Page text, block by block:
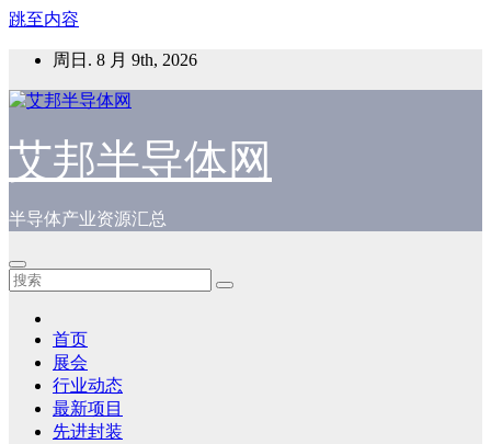
跳至内容
周日. 8 月 9th, 2026
艾邦半导体网
半导体产业资源汇总
首页
展会
行业动态
最新项目
先进封装